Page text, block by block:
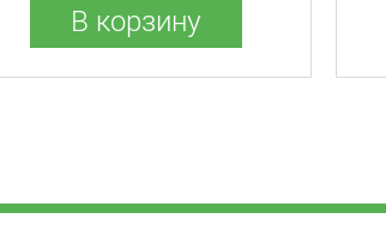
В корзину